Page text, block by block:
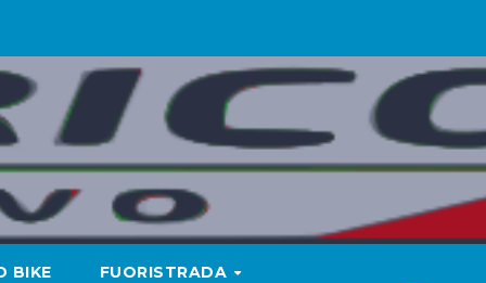
BIKE FUORISTRADA